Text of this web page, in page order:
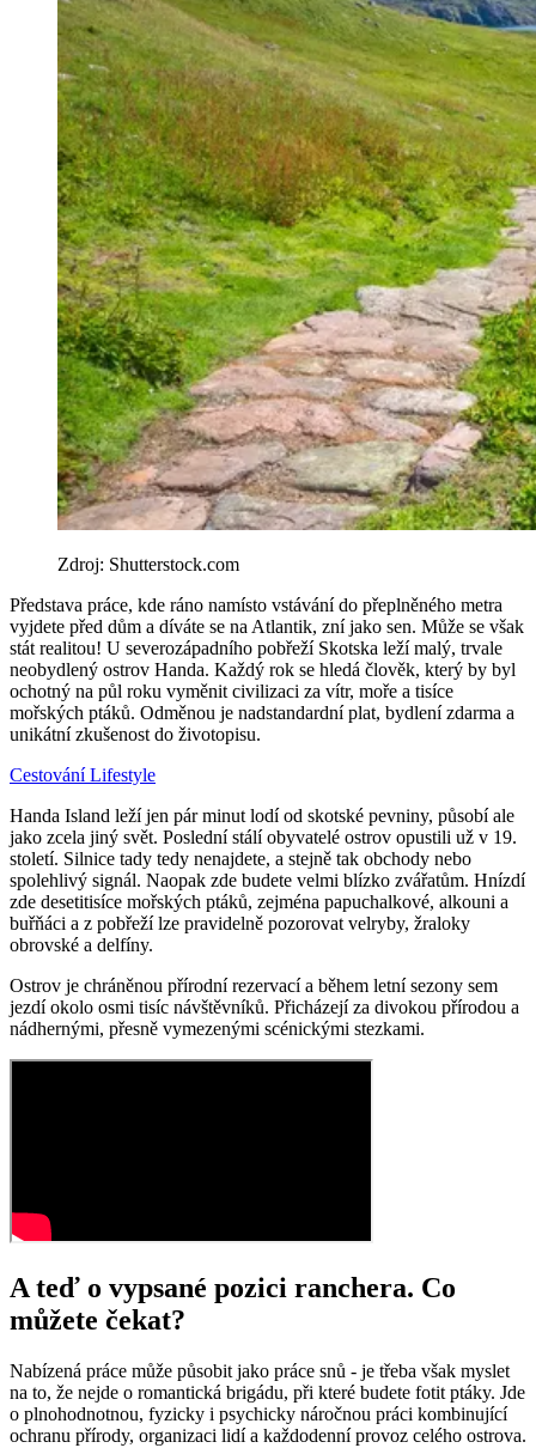
Zdroj: Shutterstock.com
Představa práce, kde ráno namísto vstávání do přeplněného metra
vyjdete před dům a díváte se na Atlantik, zní jako sen. Může se však
stát realitou! U severozápadního pobřeží Skotska leží malý, trvale
neobydlený ostrov Handa. Každý rok se hledá člověk, který by byl
ochotný na půl roku vyměnit civilizaci za vítr, moře a tisíce
mořských ptáků. Odměnou je nadstandardní plat, bydlení zdarma a
unikátní zkušenost do životopisu.
CestováníLifestyle
Handa Island leží jen pár minut lodí od skotské pevniny, působí ale
jako zcela jiný svět. Poslední stálí obyvatelé ostrov opustili už v 19.
století. Silnice tady tedy nenajdete, a stejně tak obchody nebo
spolehlivý signál. Naopak zde budete velmi blízko zvářatům. Hnízdí
zde desetitisíce mořských ptáků, zejména papuchalkové, alkouni a
buřňáci a z pobřeží lze pravidelně pozorovat velryby, žraloky
obrovské a delfíny.
Ostrov je chráněnou přírodní rezervací a během letní sezony sem
jezdí okolo osmi tisíc návštěvníků. Přicházejí za divokou přírodou a
nádhernými, přesně vymezenými scénickými stezkami.
A teď o vypsané pozici ranchera. Co
můžete čekat?
Nabízená práce může působit jako práce snů - je třeba však myslet
na to, že nejde o romantická brigádu, při které budete fotit ptáky. Jde
o plnohodnotnou, fyzicky i psychicky náročnou práci kombinující
ochranu přírody, organizaci lidí a každodenní provoz celého ostrova.